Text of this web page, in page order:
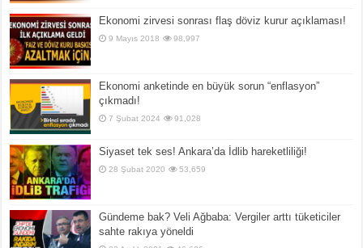
Ekonomi zirvesi sonrası flaş döviz kurur açıklaması!
9 Mayıs 2018 98,997
Ekonomi anketinde en büyük sorun “enflasyon”
çıkmadı!
7 Şubat 2024 91,028
Siyaset tek ses! Ankara’da İdlib hareketliliği!
28 Şubat 2020 53,659
Gündeme bak? Veli Ağbaba: Vergiler arttı tüketiciler
sahte rakıya yöneldi